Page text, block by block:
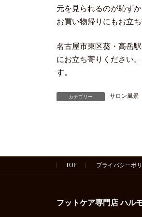
元を見られるのが恥ず
お買い物帰りにもお立
名古屋市東区葵・高岳
にお立ち寄りください
す。
カテゴリー サロン風景
TOP プライバシーポ
フットケア専門店 ハル